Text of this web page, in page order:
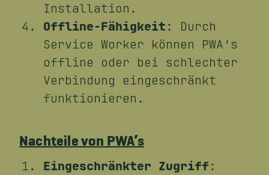
Installation.
Offline-Fähigkeit: Durch
Service Worker können PWA’s
offline oder bei schlechter
Verbindung eingeschränkt
funktionieren.
Nachteile von PWA’s
Eingeschränkter Zugriff: